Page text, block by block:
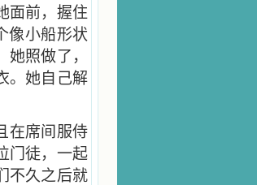
面前，握住
像小船形状
照做了，
。她自己解
在席间服侍
门徒，一起
不久之后就